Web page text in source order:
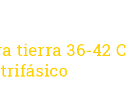
tierra 36-42